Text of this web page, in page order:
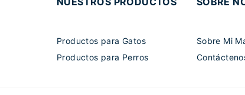
Productos para Gatos
Productos para Perros
Sobre Mi